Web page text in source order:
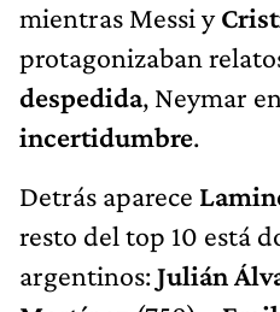
mientras Messi y
protagonizaban
despedida, Neymar
incertidumbre.
Detrás aparece
resto del top 10 está
argentinos:Julián